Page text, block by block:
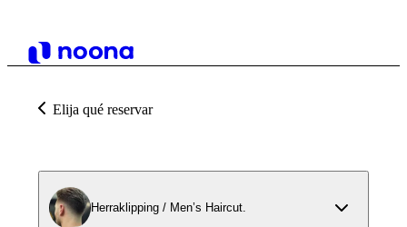
Elija qué reservar
Herraklipping / Men’s Haircut.